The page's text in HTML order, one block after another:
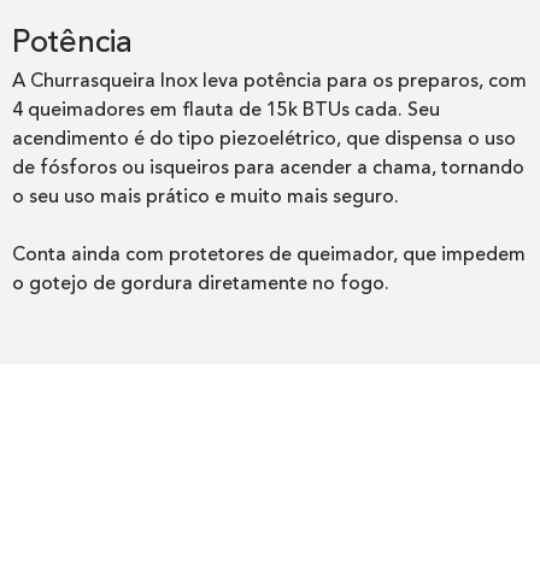
Potência
A Churrasqueira Inox leva potência para os preparos, com
4 queimadores em flauta de 15k BTUs cada. Seu
acendimento é do tipo piezoelétrico, que dispensa o uso
de fósforos ou isqueiros para acender a chama, tornando
o seu uso mais prático e muito mais seguro.
Conta ainda com protetores de queimador, que impedem
o gotejo de gordura diretamente no fogo.